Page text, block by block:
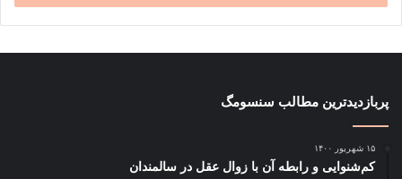
وارد
کنید
پربازدیدترین مطالب سنسومگ
۱۵ شهریور ۱۴۰۰
کم‌شنوایی و رابطه آن با زوال عقل در سالمندان